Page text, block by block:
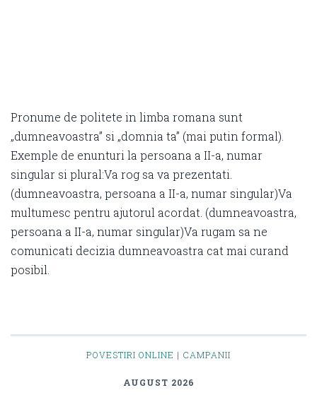
Pronume de politete in limba romana sunt
„dumneavoastra” si „domnia ta” (mai putin formal).
Exemple de enunturi la persoana a II-a, numar
singular si plural:Va rog sa va prezentati.
(dumneavoastra, persoana a II-a, numar singular)Va
multumesc pentru ajutorul acordat. (dumneavoastra,
persoana a II-a, numar singular)Va rugam sa ne
comunicati decizia dumneavoastra cat mai curand
posibil.
POVESTIRI ONLINE | CAMPANII
AUGUST 2026